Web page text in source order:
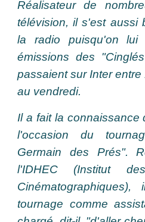
Réalisateur de
télévision, il s'est aussi
la radio puisqu'on
émissions des
passaient sur Inter
au vendredi.
Il a fait la connaissance
l'occasion du
Germain des Prés".
l'IDHEC (Institut
tournage comme